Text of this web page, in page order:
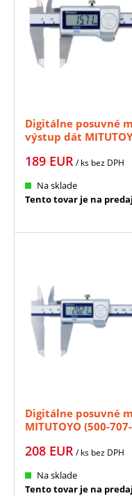
Digitálne posuvné
výstup dát
189 EUR/ ks bez DPH
Na sklade
Tento tovar je na
Digitálne posuvné
MITUTOYO (500-
208 EUR / ks bez DPH
Na sklade
Tento tovar je na